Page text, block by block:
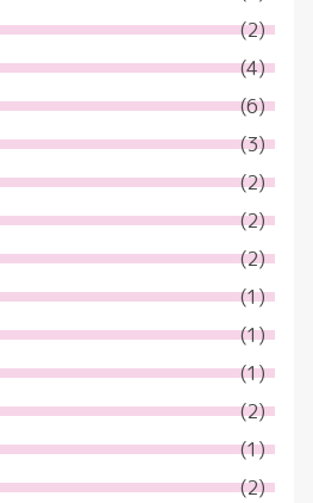
(2)
(4)
(6)
(3)
(2)
(2)
(2)
(1)
(1)
(1)
(2)
(1)
(2)